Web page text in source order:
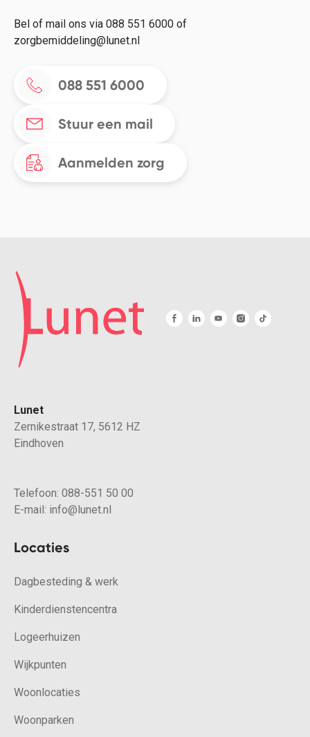
Bel of mail ons via 088 551 6000 of
zorgbemiddeling@lunet.nl
088 551 6000
Stuur een mail
Aanmelden zorg
Lunet
Zernikestraat 17, 5612 HZ
Eindhoven
Telefoon: 088-551 50 00
E-mail: info@lunet.nl
Locaties
Dagbesteding & werk
Kinderdienstencentra
Logeerhuizen
Wijkpunten
Woonlocaties
Woonparken